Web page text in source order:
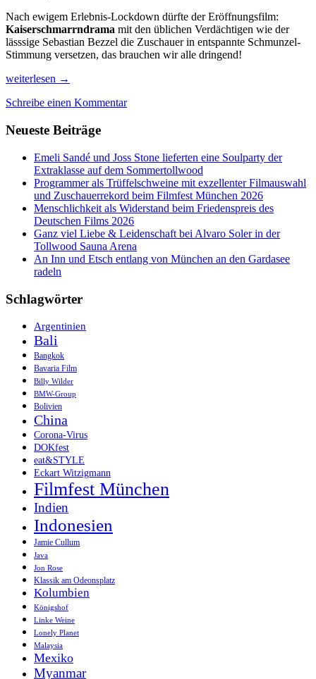
Nach ewigem Erlebnis-Lockdown dürfte der Eröffnungsfilm:
Kaiserschmarrndrama mit den üblichen Verdächtigen wie der
lässsige Sebastian Bezzel die Zuschauer in entspannte Schmunzel-
Stimmung versetzen, das brauchen wir alle dringend!
Das
München
inside
open
weiterlesen →
Schreibe einen Kommentar
Neueste Beiträge
Emeli Sandé und Joss Stone lieferten eine Soulparty der
Extraklasse auf dem Sommertollwood
Programmer als Trüffelschweine mit exzellenter Filmauswahl
und Zuschauerrekord beim Filmfest München 2026
Menschlichkeit als Widerstand beim Friedenspreis des
Deutschen Films 2026
Ganz viel Liebe & Leidenschaft bei Alvaro Soler in der
Tollwood Sauna Arena
An Inn und Etsch entlang von München an den Gardasee
radeln
Schlagwörter
Argentinien
Bali
Bangkok
Bavaria Film
Billy Wilder
BMW-Group
Bolivien
China
Corona-Virus
DOKfest
eat&STYLE
Eckart Witzigmann
Filmfest München
Indien
Indonesien
Jamie Cullum
Java
Jon Rose
Klassik am Odeonsplatz
Kolumbien
Königshof
Linke Weine
Lonely Planet
Malaysia
Mexiko
Myanmar